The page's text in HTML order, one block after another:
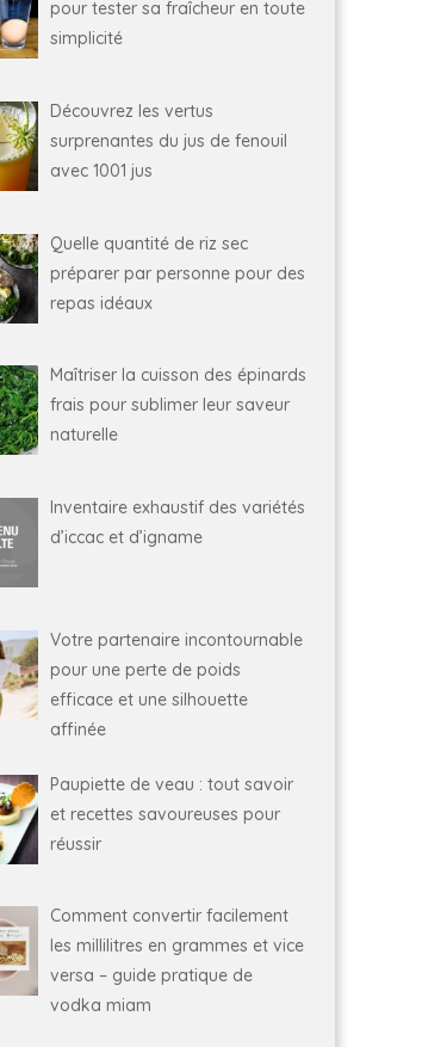
pour tester sa fraîcheur en toute
simplicité
Découvrez les vertus
surprenantes du jus de fenouil
avec 1001 jus
Quelle quantité de riz sec
préparer par personne pour des
repas idéaux
Maîtriser la cuisson des épinards
frais pour sublimer leur saveur
naturelle
Inventaire exhaustif des variétés
d’iccac et d’igname
Votre partenaire incontournable
pour une perte de poids
efficace et une silhouette
affinée
Paupiette de veau : tout savoir
et recettes savoureuses pour
réussir
Comment convertir facilement
les millilitres en grammes et vice
versa – guide pratique de
vodka miam